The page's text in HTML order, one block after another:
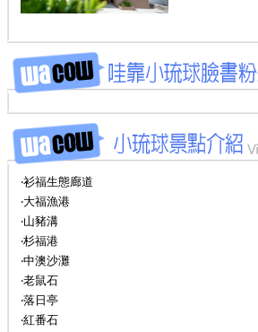
‧衫福生態廊道
‧大福漁港
‧山豬溝
‧杉福港
‧中澳沙灘
‧老鼠石
‧落日亭
‧紅番石